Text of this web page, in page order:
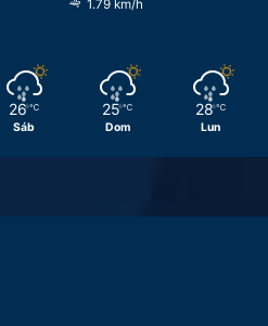
1.79 km/h
26 ℃
Sáb
25 ℃
Dom
28 ℃
Lun